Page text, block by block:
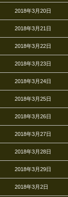
2018年3月20日
2018年3月21日
2018年3月22日
2018年3月23日
2018年3月24日
2018年3月25日
2018年3月26日
2018年3月27日
2018年3月28日
2018年3月29日
2018年3月2日